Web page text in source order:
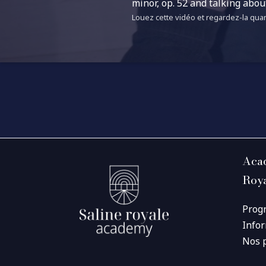
minor, op. 52 and talking
Louez cette vidéo et regardez-la
Nos